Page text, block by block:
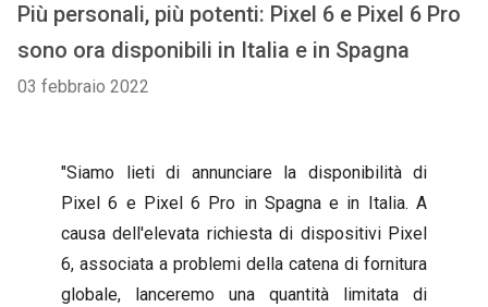
Più personali, più potenti: Pixel 6 e Pixel 6 Pro
sono ora disponibili in Italia e in Spagna
03 febbraio 2022
"Siamo lieti di annunciare la disponibilità di
Pixel 6 e Pixel 6 Pro in Spagna e in Italia. A
causa dell'elevata richiesta di dispositivi Pixel
6, associata a problemi della catena di fornitura
globale, lanceremo una quantità limitata di